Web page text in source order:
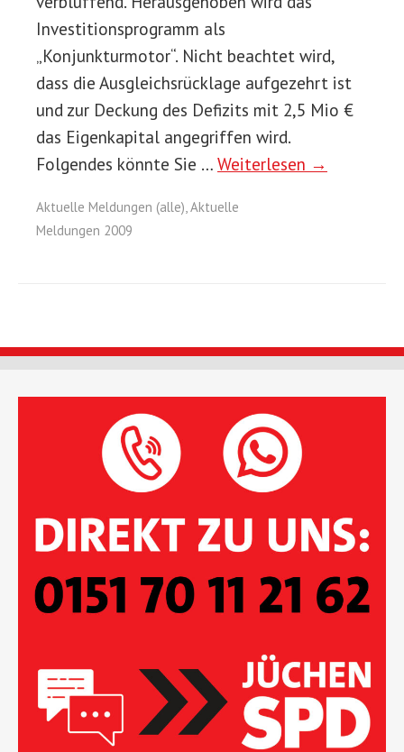
Investitionsprogramm als
„Konjunkturmotor“. Nicht beachtet wird,
dass die Ausgleichsrücklage aufgezehrt ist
und zur Deckung des Defizits mit 2,5 Mio €
das Eigenkapital angegriffen wird.
Folgendes könnte Sie … Weiterlesen →
Aktuelle Meldungen (alle),Aktuelle
Meldungen 2009